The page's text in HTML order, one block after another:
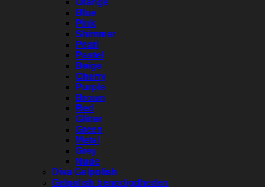
Orange
Blue
Pink
Shimmer
Pearl
Pastel
Beige
Cherry
Purple
Brown
Red
Glitter
Green
Metal
Grey
Nude
Diva Gelpolish
Gelpolish benodigdheden